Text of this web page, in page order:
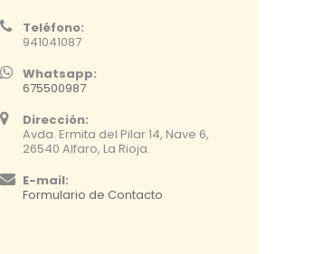
Teléfono:
941041087
Whatsapp:
675500987
Dirección:
Avda. Ermita del Pilar 14, Nave 6,
26540 Alfaro, La Rioja.
E-mail:
Formulario de Contacto